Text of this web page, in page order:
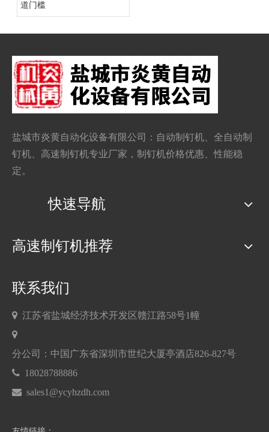
道门槛
盐城市炎黄自动化设备有限公司：自动制钉机 、全自动制
钉机、 高速制钉机专业厂家，制钉机价格优惠、性能稳
定。
快速导航
高速制钉机推荐
联系我们
 江苏省盐城经济技术开发区赣江路58号1幢

分公司：中国广东省深圳市世纪大厦亭酒店826-827号
 18028788886
 sales1@ycyhzdh.com